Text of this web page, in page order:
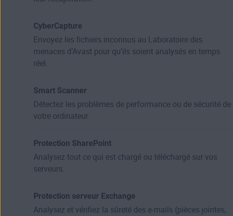
CyberCapture
Envoyez les fichiers inconnus au Laboratoire des
menaces d’Avast pour qu’ils soient analysés en temps
réel.
Smart Scanner
Détectez les problèmes de performance ou de sécurité de
votre ordinateur.
Protection SharePoint
Analysez tout ce qui est chargé ou téléchargé sur vos
serveurs.
Protection serveur Exchange
Analysez et vérifiez la sûreté des e-mails (pièces jointes,